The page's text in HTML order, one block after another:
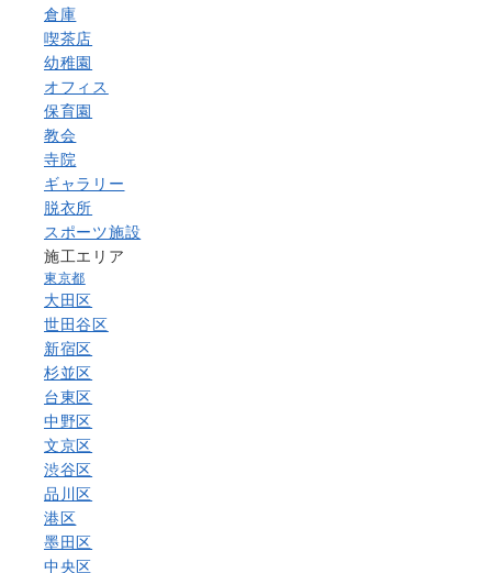
倉庫
喫茶店
幼稚園
オフィス
保育園
教会
寺院
ギャラリー
脱衣所
スポーツ施設
施工エリア
東京都
大田区
世田谷区
新宿区
杉並区
台東区
中野区
文京区
渋谷区
品川区
港区
墨田区
中央区